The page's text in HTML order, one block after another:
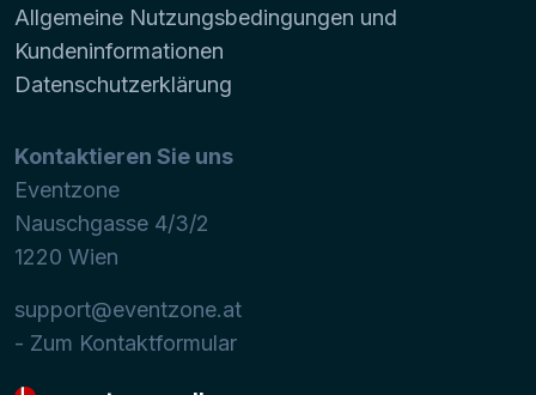
Allgemeine Nutzungsbedingungen und
Kundeninformationen
Datenschutzerklärung
Kontaktieren Sie uns
Eventzone
Nauschgasse 4/3/2
1220 Wien
support@eventzone.at
- Zum Kontaktformular